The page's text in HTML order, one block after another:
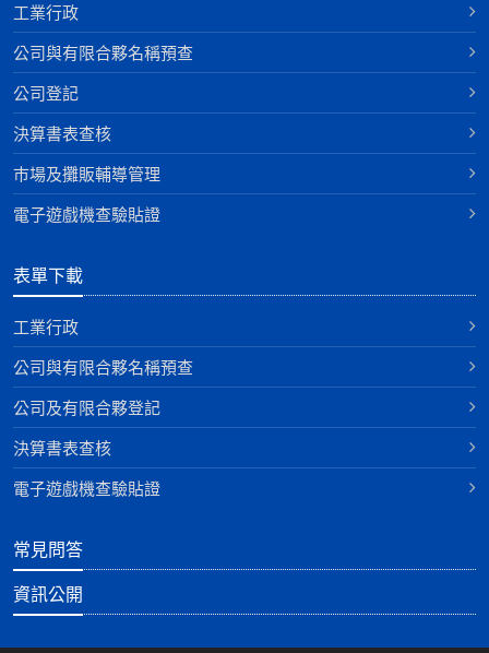
工業行政
公司與有限合夥名稱預查
公司登記
決算書表查核
巿場及攤販輔導管理
電子遊戲機查驗貼證
表單下載
工業行政
公司與有限合夥名稱預查
公司及有限合夥登記
決算書表查核
電子遊戲機查驗貼證
常見問答
資訊公開